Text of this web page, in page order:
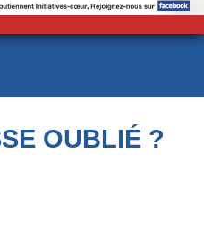
OUBLIÉ ?